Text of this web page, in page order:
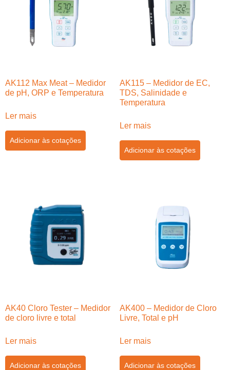
AK112 Max Meat – Medidor
de pH, ORP e Temperatura
Ler mais
Adicionar às cotações
AK115 – Medidor de EC,
TDS, Salinidade e
Temperatura
Ler mais
Adicionar às cotações
AK40 Cloro Tester – Medidor
de cloro livre e total
Ler mais
Adicionar às cotações
AK400 – Medidor de Cloro
Livre, Total e pH
Ler mais
Adicionar às cotações